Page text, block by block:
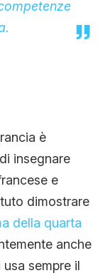
è
insegnare
e
dimostrare
della quarta
anche
sempre il